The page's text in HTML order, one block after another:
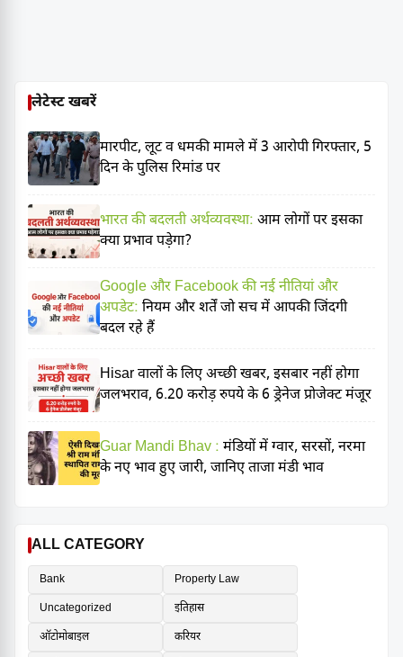
लेटेस्ट खबरें
मारपीट, लूट व धमकी मामले में 3 आरोपी गिरफ्तार, 5
दिन के पुलिस रिमांड पर
भारत की बदलती अर्थव्यवस्था: आम लोगों पर इसका
क्या प्रभाव पड़ेगा?
Google और Facebook की नई नीतियां और
अपडेट: नियम और शर्तें जो सच में आपकी जिंदगी
बदल रहे हैं
Hisar वालों के लिए अच्छी खबर, इसबार नहीं होगा
जलभराव, 6.20 करोड़ रुपये के 6 ड्रेनेज प्रोजेक्ट मंजूर
Guar Mandi Bhav : मंडियों में ग्वार, सरसों, नरमा
के नए भाव हुए जारी, जानिए ताजा मंडी भाव
ALL CATEGORY
Bank
Property Law
Uncategorized
इतिहास
ऑटोमोबाइल
करियर